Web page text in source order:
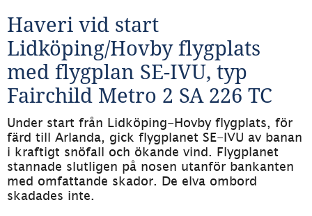
Haveri vid start
Lidköping/Hovby flygplats
med flygplan SE-IVU, typ
Fairchild Metro 2 SA 226 TC
Under start från Lidköping-Hovby flygplats, för
färd till Arlanda, gick flygplanet SE-IVU av banan
i kraftigt snöfall och ökande vind. Flygplanet
stannade slutligen på nosen utanför bankanten
med omfattande skador. De elva ombord
skadades inte.